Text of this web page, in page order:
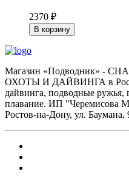
2370 ₽
В корзину
Магазин «Подводник» -
ОХОТЫ И ДАЙВИНГА в
дайвинга, подводные
плавание. ИП "Черемисова
Ростов-на-Дону, ул. Баумана,